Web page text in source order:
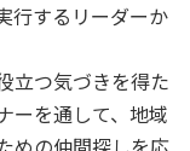
行するリーダーか
立つ気づきを得た
ーを通して、地域